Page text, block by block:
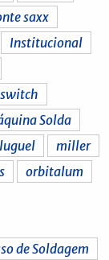
saxx
Institucional
Solda
miller
orbitalum
de Soldagem